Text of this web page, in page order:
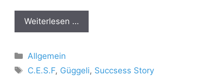
Weiterlesen …
Kategorien
Allgemein
Schlagwörter
C.E.S.F, Güggeli, Succsess Story